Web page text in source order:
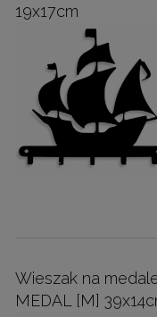
19x17cm
Wieszak na
MEDAL [M]